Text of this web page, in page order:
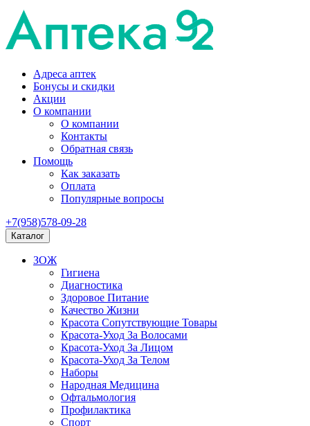
Адреса аптек
Бонусы и скидки
Акции
О компании
О компании
Контакты
Обратная связь
Помощь
Как заказать
Оплата
Популярные вопросы
+7(958)578-09-28
Каталог
ЗОЖ
Гигиена
Диагностика
Здоровое Питание
Качество Жизни
Красота Сопутствующие Товары
Красота-Уход За Волосами
Красота-Уход За Лицом
Красота-Уход За Телом
Наборы
Народная Медицина
Офтальмология
Профилактика
Спорт